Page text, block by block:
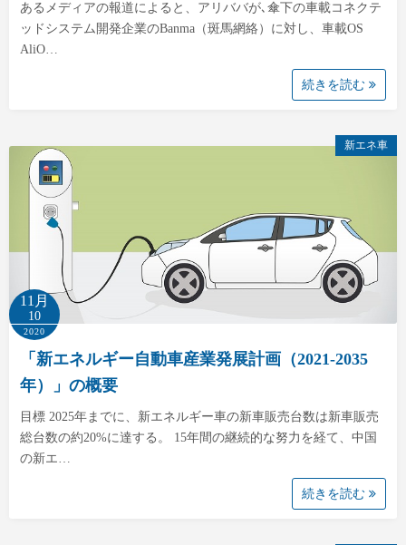
あるメディアの報道によると、アリババが､傘下の車載コネクテ
ッドシステム開発企業のBanma（斑馬網絡）に対し、車載OS
AliO…
続きを読む
新エネ車
11月
10
2020
「新エネルギー自動車産業発展計画（2021-2035
年）」の概要
目標 2025年までに、新エネルギー車の新車販売台数は新車販売
総台数の約20%に達する。 15年間の継続的な努力を経て、中国
の新エ…
続きを読む